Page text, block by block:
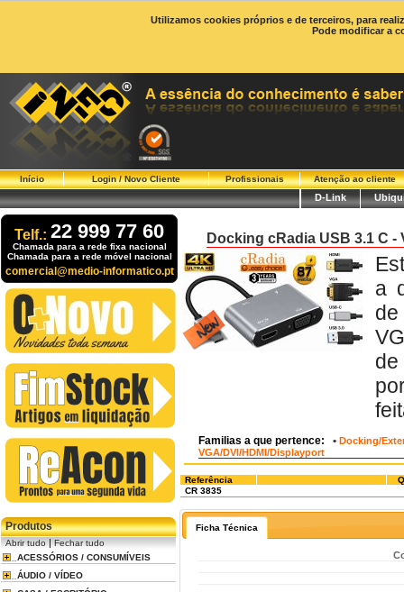
Utilizamos cookies próprios e de terceiros, para
Pode modificar a
Início Login / Novo Cliente Profissionais Atenção ao cliente
D-Link
Telf.: 22 999 77 60
Chamada para a rede fixa nacional
Chamada para a rede móvel nacional
comercial@medio-informatico.pt
Produtos
Abrir tudo|Fechar tudo
ACESSÓRIOS / CONSUMÍVEIS
ÁUDIO / VÍDEO
Docking cRadia USB 3.1 C -
a
de
Familias a que pertence: • Docking/
VGA/DVI/HDMI/Displayport
Referência
CR 3835
Ficha Técnica